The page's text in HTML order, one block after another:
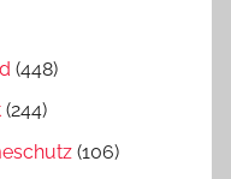
(448)
(244)
(106)